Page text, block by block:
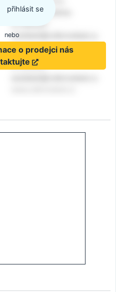
přihlásit se
nebo
o prodejci nás